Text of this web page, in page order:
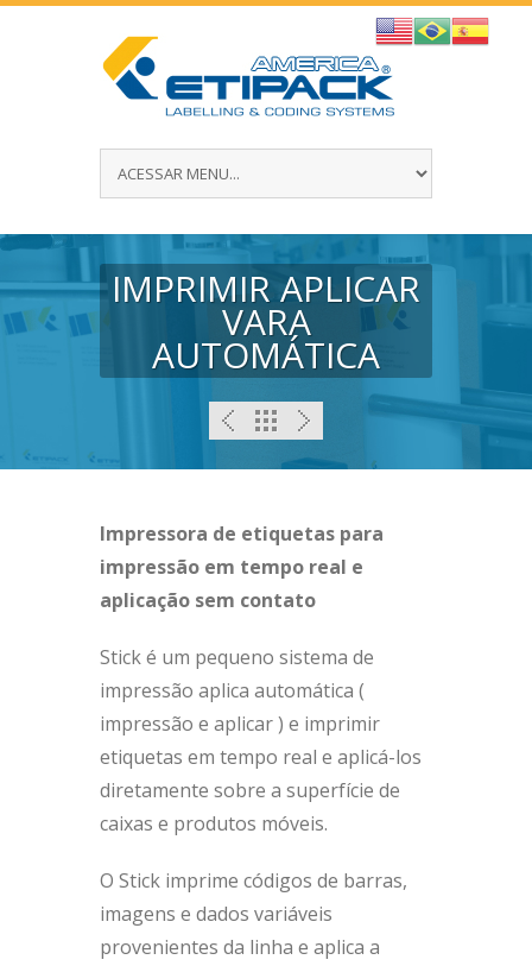
IMPRIMIR APLICAR
VARA
AUTOMÁTICA
Impressora de etiquetas para
impressão em tempo real e
aplicação sem contato
Stick é um pequeno sistema de
impressão aplica automática (
impressão e aplicar ) e imprimir
etiquetas em tempo real e aplicá-los
diretamente sobre a superfície de
caixas e produtos móveis.
O Stick imprime códigos de barras,
imagens e dados variáveis ​​
provenientes da linha e aplica a